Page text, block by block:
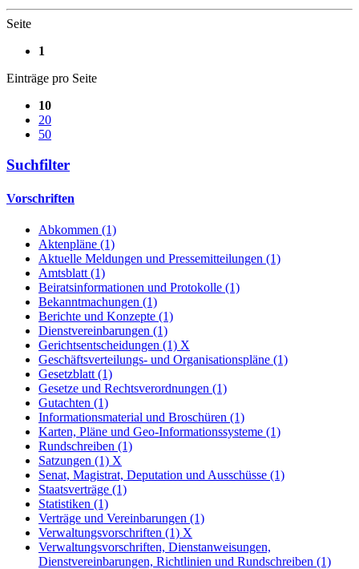
Seite
1
Einträge pro Seite
10
20
50
Suchfilter
Vorschriften
Abkommen (1)
Aktenpläne (1)
Aktuelle Meldungen und Pressemitteilungen (1)
Amtsblatt (1)
Beiratsinformationen und Protokolle (1)
Bekanntmachungen (1)
Berichte und Konzepte (1)
Dienstvereinbarungen (1)
Gerichtsentscheidungen (1) X
Geschäftsverteilungs- und Organisationspläne (1)
Gesetzblatt (1)
Gesetze und Rechtsverordnungen (1)
Gutachten (1)
Informationsmaterial und Broschüren (1)
Karten, Pläne und Geo-Informationssysteme (1)
Rundschreiben (1)
Satzungen (1) X
Senat, Magistrat, Deputation und Ausschüsse (1)
Staatsverträge (1)
Statistiken (1)
Verträge und Vereinbarungen (1)
Verwaltungsvorschriften (1) X
Verwaltungsvorschriften, Dienstanweisungen,
Dienstvereinbarungen, Richtlinien und Rundschreiben (1)